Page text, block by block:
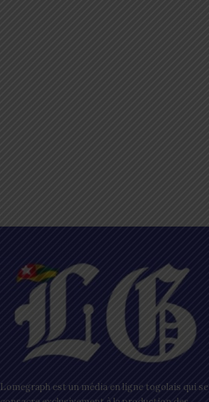
Lomegraph est un média en ligne togolais qui se